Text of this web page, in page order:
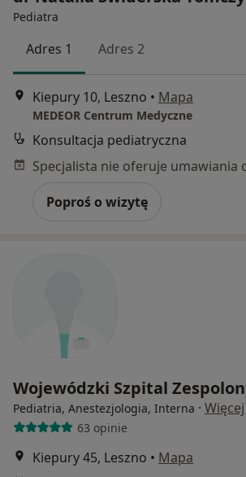
Pediatra
Adres 1 Adres 2
Kiepury 10, Leszno • Mapa
MEDEOR Centrum Medyczne
Konsultacja pediatryczna
Poproś o wizytę
Wojewódzki Szpital
Pediatria, Anestezjologia, Interna · Więcej
63 opinie
Kiepury 45, Leszno • Mapa